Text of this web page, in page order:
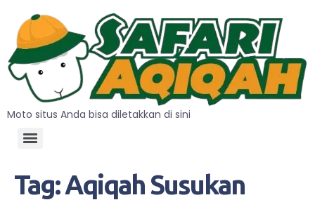
Moto situs Anda bisa diletakkan di sini
Tag:Aqiqah Susukan